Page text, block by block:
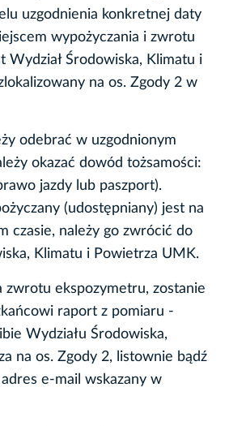
uzgodnienia konkretnej daty
wypożyczania i zwrotu
Wydział Środowiska, Klimatu i
na os. Zgody 2 w
odebrać w uzgodnionym
okazać dowód tożsamości:
jazdy lub paszport).
(udostępniany) jest na
czasie, należy go zwrócić do
Klimatu i Powietrza UMK.
zwrotu ekspozymetru, zostanie
raport z pomiaru -
Wydziału Środowiska,
na os. Zgody 2, listownie bądź
e-mail wskazany w